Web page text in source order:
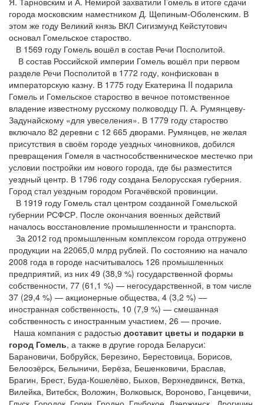
города московским наместником Д. Щепиным-Оболенским. В
этом же году Великий князь ВКЛ Сигизмунд Кейстутович
основал Гомельское староство.
В 1569 году Гомель вошёл в состав Речи Посполитой.
В состав Российской империи Гомель вошёл при первом
разделе Речи Посполитой в 1772 году, конфискован в
императорскую казну. В 1775 году Екатерина II подарила
Гомель и Гомельское староство в вечное потомственное
владение известному русскому полководцу П. А. Румянцеву-
Задунайскому «для увеселения». В 1779 году староство
включало 82 деревни с 12 665 дворами. Румянцев, не желая
присутствия в своём городе уездных чиновников, добился
превращения Гомеля в частнособственническое местечко при
условии постройки им нового города, где бы разместится
уездный центр. В 1796 году создана Белорусская губерния.
Город стал уездным городом Рогачёвской провинции.
В 1919 году Гомель стал центром созданной Гомельской
губернии РСФСР. После окончания военных действий
началось восстановление промышленности и транспорта.
За 2012 год промышленным комплексом города отгруженo
продукции на 22065,0 млрд рублей. По состоянию на начало
2008 года в городе насчитывалось 126 промышленных
предприятий, из них 49 (38,9 %) государственной формы
собственности, 77 (61,1 %) — негосударственной, в том числе
37 (29,4 %) — акционерные общества, 4 (3,2 %) —
иностранная собственность, 10 (7,9 %) — смешанная
собственность с иностранным участием, 26 — прочие.
Наша компания с радостью доставит цветы и подарки в
город Гомель, а также в другие города Беларуси:
Барановичи, Бобруйск, Березино, Берестовица, Борисов,
Белоозёрск, Белыничи, Берёза, Бешенковичи, Браслав,
Брагин, Брест, Буда-Кошелёво, Быхов, Верхнедвинск, Ветка,
Вилейка, Витебск, Воложин, Волковыск, Вороново, Ганцевичи,